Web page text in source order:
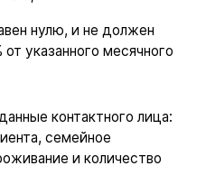
нулю, и не должен
указанного месячного
контактного лица:
семейное
и количество